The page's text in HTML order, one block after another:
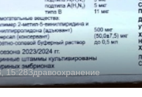
15:28Здравоохранение